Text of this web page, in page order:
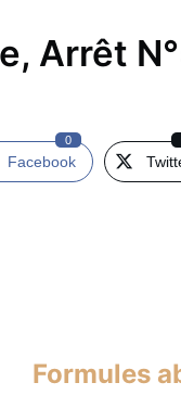
Arrêt
Facebook
0
Formules